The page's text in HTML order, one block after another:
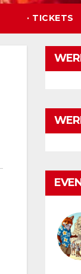
· TICKETS